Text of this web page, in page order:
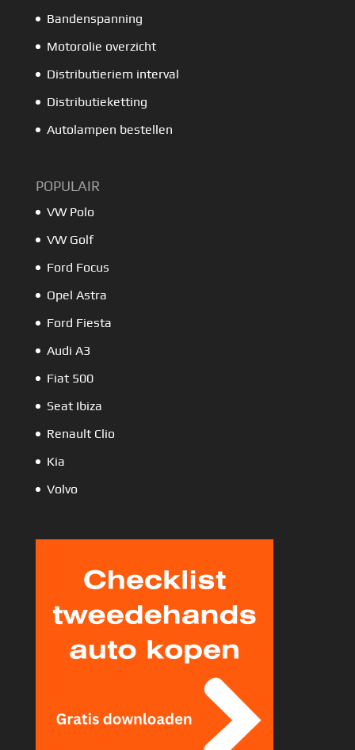
Bandenspanning
Motorolie overzicht
Distributieriem interval
Distributieketting
Autolampen bestellen
POPULAIR
VW Polo
VW Golf
Ford Focus
Opel Astra
Ford Fiesta
Audi A3
Fiat 500
Seat Ibiza
Renault Clio
Kia
Volvo